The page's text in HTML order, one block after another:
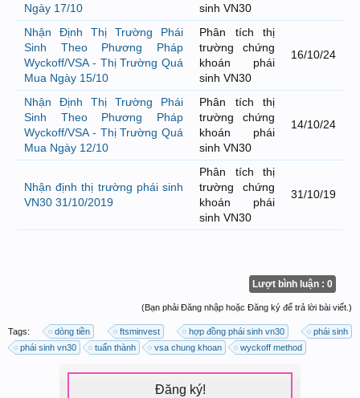
Ngày 17/10
sinh VN30
Nhận Định Thị Trường Phái
Sinh Theo Phương Pháp
Wyckoff/VSA - Thị Trường Quá
Mua Ngày 15/10
Phân tích thị
trường chứng
khoán phái
sinh VN30
16/10/24
Nhận Định Thị Trường Phái
Sinh Theo Phương Pháp
Wyckoff/VSA - Thị Trường Quá
Mua Ngày 12/10
Phân tích thị
trường chứng
khoán phái
sinh VN30
14/10/24
Nhận định thị trường phái sinh
VN30 31/10/2019
Phân tích thị
trường chứng
khoán phái
sinh VN30
31/10/19
Lượt bình luận : 0
(Bạn phải Đăng nhập hoặc Đăng ký để trả lời bài viết.)
Tags: dòng tiền ftsminvest hợp đồng phái sinh vn30
phái sinh
phái sinh vn30
tuấn thành vsa chung khoan wyckoff method
Đăng ký!